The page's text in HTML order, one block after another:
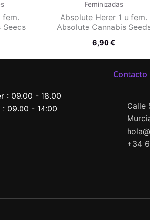
fem.
Seeds
Feminizadas
Absolute Herer 1 u fem.
Absolute Cannabis
6,90€
: 09.00 - 18.00
: 09.00 - 14:00
Contacto
Calle
+34